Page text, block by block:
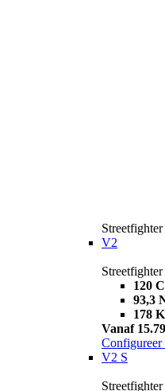
Streetfighter
V2
120
93,3
178
Vanaf
Configureer
V2 S